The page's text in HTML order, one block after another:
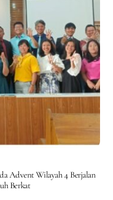
Advent Wilayah 4 Berjalan
Berkat